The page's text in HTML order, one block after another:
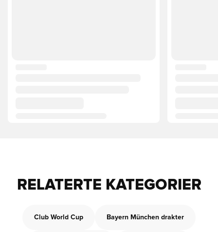
RELATERTE KATEGORIER
Club World Cup Bayern München drakter